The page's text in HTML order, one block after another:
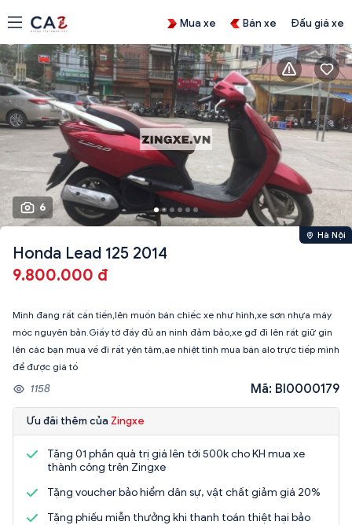
Mua xe Bán xe Đấu giá xe
6
Hà Nội
Honda Lead 125 2014
9.800.000 đ
Mình đang rất cần tiền,lên muốn bán chiếc xe như hình,xe sơn nhựa máy
móc nguyên bản.Giấy tờ đầy đủ an ninh đảm bảo,xe gđ đi lên rất giữ gìn
lên các bạn mua về đi rất yên tâm,ae nhiệt tình mua bán alo trực tiếp mình
để được giá tố
1158 Mã: BI0000179
Ưu đãi thêm của Zingxe
Tặng 01 phần quà trị giá lên tới 500k cho KH mua xe
thành công trên Zingxe
Tặng voucher bảo hiểm dân sự, vật chất giảm giá 20%
Tặng phiếu miễn thưởng khi thanh toán thiệt hại bảo